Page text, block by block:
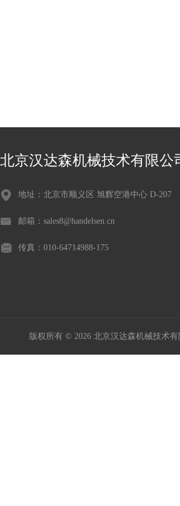
北京汉达森机械技术有限公
地址：北京市顺义区 旭辉空港中心 D-207
邮箱：sales8@handelsen.cn
传真：010-64714988-175
版权所有 © 2026 北京汉达森机械技术